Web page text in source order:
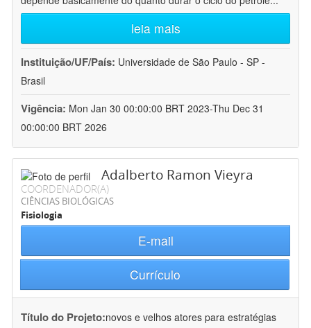
leia mais
Instituição/UF/País: Universidade de São Paulo - SP -
Brasil
Vigência: Mon Jan 30 00:00:00 BRT 2023-Thu Dec 31
00:00:00 BRT 2026
Adalberto Ramon Vieyra
COORDENADOR(A)
CIÊNCIAS BIOLÓGICAS
Fisiologia
E-mail
Currículo
Título do Projeto:novos e velhos atores para estratégias